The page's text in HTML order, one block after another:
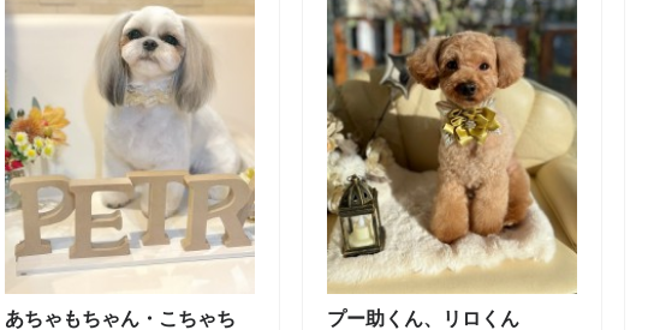
あちゃもちゃん・こちゃち
プー助くん、リロくん